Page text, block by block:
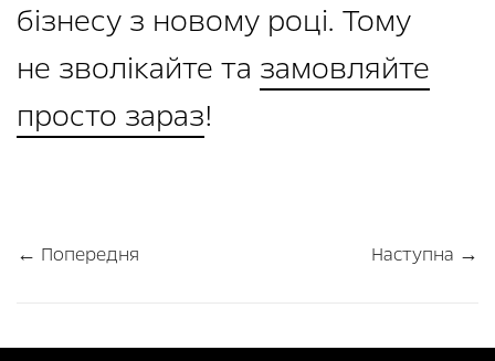
бізнесу з новому році. Тому
не зволікайте та замовляйте
просто зараз!
← Попередня Наступна →